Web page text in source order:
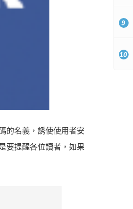
的名義，誘使使用者安
要提醒各位讀者，如果
9
10